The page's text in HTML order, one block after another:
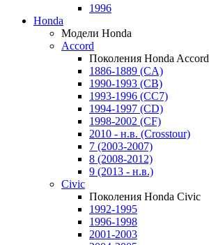
1996
Honda
Модели Honda
Accord
Поколения Honda Accord
1886-1889 (CA)
1990-1993 (CB)
1993-1996 (CC7)
1994-1997 (CD)
1998-2002 (CF)
2010 - н.в. (Crosstour)
7 (2003-2007)
8 (2008-2012)
9 (2013 - н.в.)
Civic
Поколения Honda Civic
1992-1995
1996-1998
2001-2003